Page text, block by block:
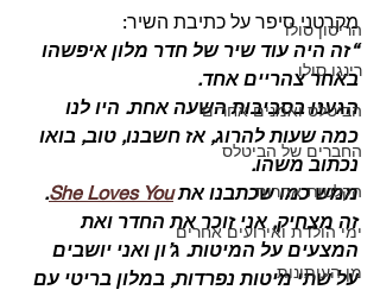
הריסון סולו
רינגו סולו
הביטלס ואמנים אחרים
החברים של הביטלס
הקלטות אחרות
ימי הולדת ואירועים אחרים
מן העיתונות
מקרטני סיפר על כתיבת השיר:
“זה היה עוד שיר של חדר מלון איפשהו
באחר צהריים אחד.
הגענו בסביבות השעה אחת. היו לנו
כמה שעות להרוג, אז חשבנו, טוב, בואו
נכתוב משהו.
ממש כמו שכתבנו את She Loves You
.
זה מצחיק, אני זוכר את החדר ואת
המצעים על המיטות. ג’ון ואני יושבים
על שתי מיטות נפרדות, במלון בריטי עם